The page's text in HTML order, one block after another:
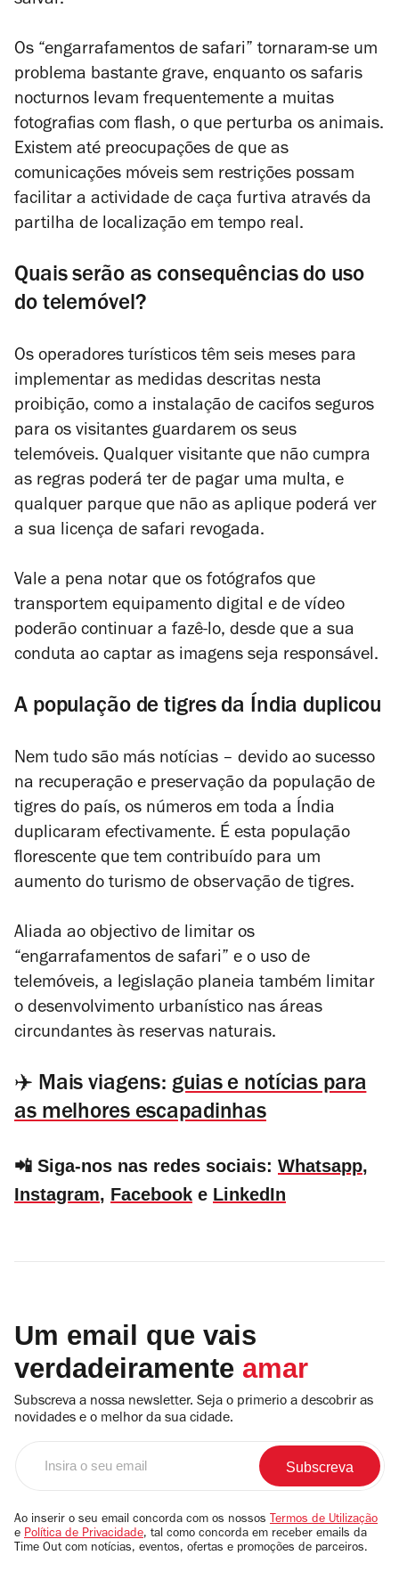
Os “engarrafamentos de safari” tornaram-se um
problema bastante grave, enquanto os safaris
nocturnos levam frequentemente a muitas
fotografias com flash, o que perturba os animais.
Existem até preocupações de que as
comunicações móveis sem restrições possam
facilitar a actividade de caça furtiva através da
partilha de localização em tempo real.
Quais serão as consequências do uso
do telemóvel?
Os operadores turísticos têm seis meses para
implementar as medidas descritas nesta
proibição, como a instalação de cacifos seguros
para os visitantes guardarem os seus
telemóveis. Qualquer visitante que não cumpra
as regras poderá ter de pagar uma multa, e
qualquer parque que não as aplique poderá ver
a sua licença de safari revogada.
Vale a pena notar que os fotógrafos que
transportem equipamento digital e de vídeo
poderão continuar a fazê-lo, desde que a sua
conduta ao captar as imagens seja responsável.
A população de tigres da Índia duplicou
Nem tudo são más notícias – devido ao sucesso
na recuperação e preservação da população de
tigres do país, os números em toda a Índia
duplicaram efectivamente. É esta população
florescente que tem contribuído para um
aumento do turismo de observação de tigres.
Aliada ao objectivo de limitar os
“engarrafamentos de safari” e o uso de
telemóveis, a legislação planeia também limitar
o desenvolvimento urbanístico nas áreas
circundantes às reservas naturais.
✈️ Mais viagens: guias e notícias para
as melhores escapadinhas
📲 Siga-nos nas redes sociais: Whatsapp,
Instagram, Facebook e LinkedIn
Um email que vais
verdadeiramente amar
Subscreva a nossa newsletter. Seja o primerio a descobrir as
novidades e o melhor da sua cidade.
email
Ao inserir o seu email concorda com os nossos Termos de Utilização
e Política de Privacidade, tal como concorda em receber emails da
Time Out com notícias, eventos, ofertas e promoções de parceiros.